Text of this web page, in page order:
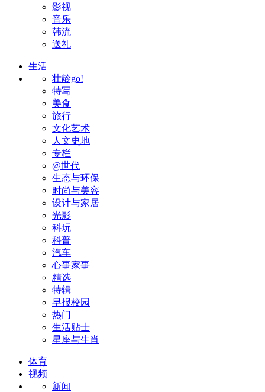
影视
音乐
韩流
送礼
生活
壮龄go!
特写
美食
旅行
文化艺术
人文史地
专栏
@世代
生态与环保
时尚与美容
设计与家居
光影
科玩
科普
汽车
心事家事
精选
特辑
早报校园
热门
生活贴士
星座与生肖
体育
视频
新闻